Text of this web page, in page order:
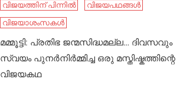
വിജയത്തിന് പിന്നിൽ
വിജയപഥങ്ങൾ
വിജയാശംസകൾ
മമ്മൂട്ടി: പ്രതിഭ ജന്മസിദ്ധമല്ല… ദിവസവും
സ്വയം പുനർനിർമ്മിച്ച ഒരു മസ്തിഷ്കത്തിന്റെ
വിജയകഥ